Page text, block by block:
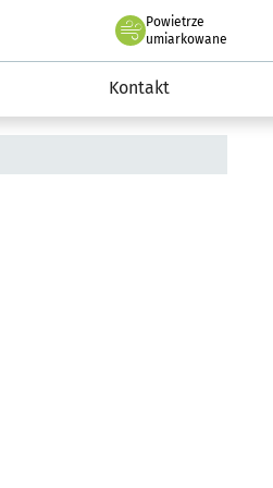
Powietrze
we Wrocławiu
umiarkowane
Kontakt